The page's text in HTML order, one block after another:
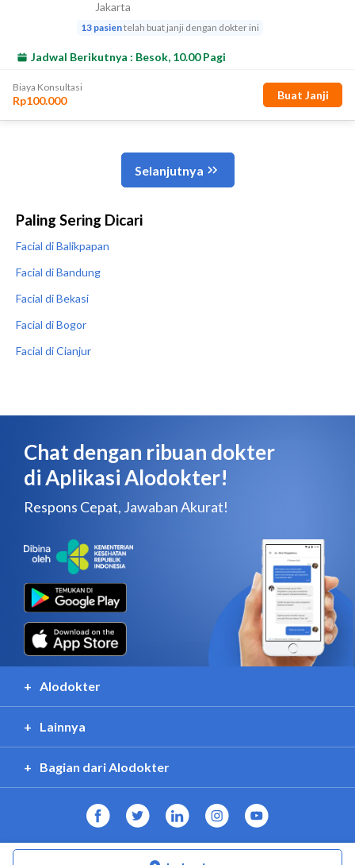
Paling Sering Dicari
Facial di Balikpapan
Facial di Bandung
Facial di Bekasi
Facial di Bogor
Facial di Cianjur